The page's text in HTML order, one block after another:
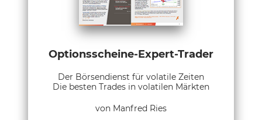
Optionsscheine-Expert-Trader
Der Börsendienst für volatile Zeiten
Die besten Trades in volatilen Märkten
von Manfred Ries